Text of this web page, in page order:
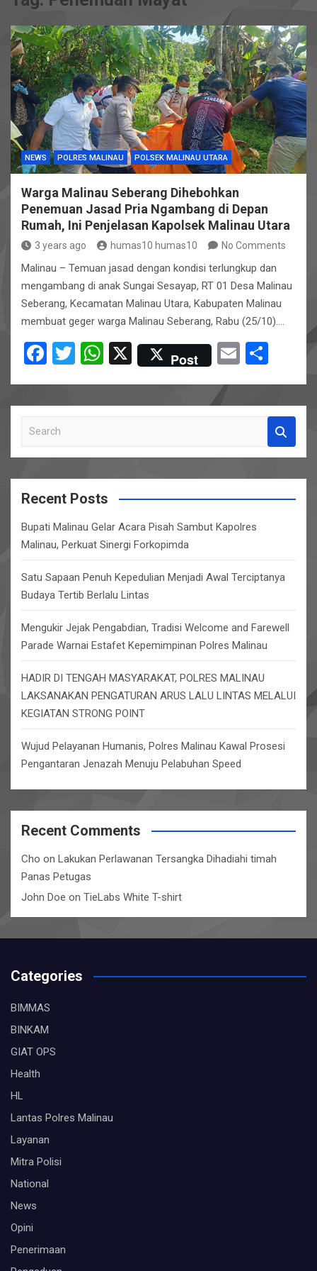
NEWS POLRES MALINAU POLSEK MALINAU UTARA
Warga Malinau Seberang Dihebohkan
Penemuan Jasad Pria Ngambang di Depan
Rumah, Ini Penjelasan Kapolsek Malinau Utara
3 years ago humas10 humas10 No Comments
Malinau – Temuan jasad dengan kondisi terlungkup dan
mengambang di anak Sungai Sesayap, RT 01 Desa Malinau
Seberang, Kecamatan Malinau Utara, Kabupaten Malinau
membuat geger warga Malinau Seberang, Rabu (25/10).…
F
ce
b
k
T
tt
W
at
p
X Post
E
ail ar
e
a
r
cRecent Posts
Bupati Malinau Gelar Acara Pisah Sambut Kapolres
Malinau, Perkuat Sinergi Forkopimda
Satu Sapaan Penuh Kepedulian Menjadi Awal Terciptanya
Budaya Tertib Berlalu Lintas
Mengukir Jejak Pengabdian, Tradisi Welcome and Farewell
Parade Warnai Estafet Kepemimpinan Polres Malinau
HADIR DI TENGAH MASYARAKAT, POLRES MALINAU
LAKSANAKAN PENGATURAN ARUS LALU LINTAS MELALUI
KEGIATAN STRONG POINT
Wujud Pelayanan Humanis, Polres Malinau Kawal Prosesi
Pengantaran Jenazah Menuju Pelabuhan Speed
Recent Comments
Cho on Lakukan Perlawanan Tersangka Dihadiahi timah
Panas Petugas
John Doe on TieLabs White T-shirt
Categories
BIMMAS
BINKAM
GIAT OPS
Health
HL
Lantas Polres Malinau
Layanan
Mitra Polisi
National
News
Opini
Penerimaan